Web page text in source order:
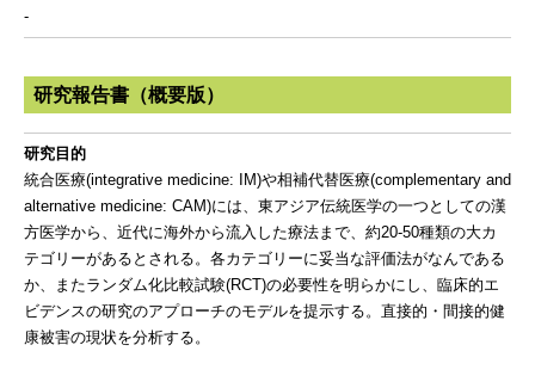
-
研究報告書（概要版）
研究目的
統合医療(integrative medicine: IM)や相補代替医療(complementary and
alternative medicine: CAM)には、東アジア伝統医学の一つとしての漢
方医学から、近代に海外から流入した療法まで、約20-50種類の大カ
テゴリーがあるとされる。各カテゴリーに妥当な評価法がなんである
か、またランダム化比較試験(RCT)の必要性を明らかにし、臨床的エ
ビデンスの研究のアプローチのモデルを提示する。直接的・間接的健
康被害の現状を分析する。